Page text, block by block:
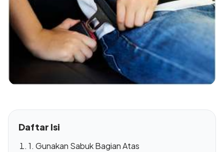
Daftar Isi
1. Gunakan Sabuk Bagian Atas